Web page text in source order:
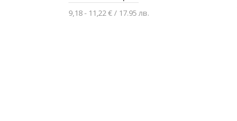
9,18 - 11,22 € / 17.95 лв.